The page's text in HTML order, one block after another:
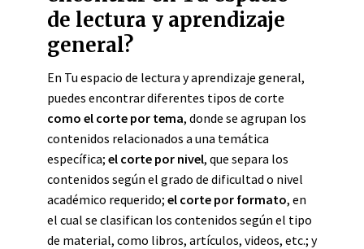
de lectura y aprendizaje
general?
En Tu espacio de lectura y aprendizaje general,
puedes encontrar diferentes tipos de corte
como el corte por tema, donde se agrupan los
contenidos relacionados a una temática
específica; el corte por nivel, que separa los
contenidos según el grado de dificultad o nivel
académico requerido; el corte por formato, en
el cual se clasifican los contenidos según el tipo
de material, como libros, artículos, videos, etc.; y